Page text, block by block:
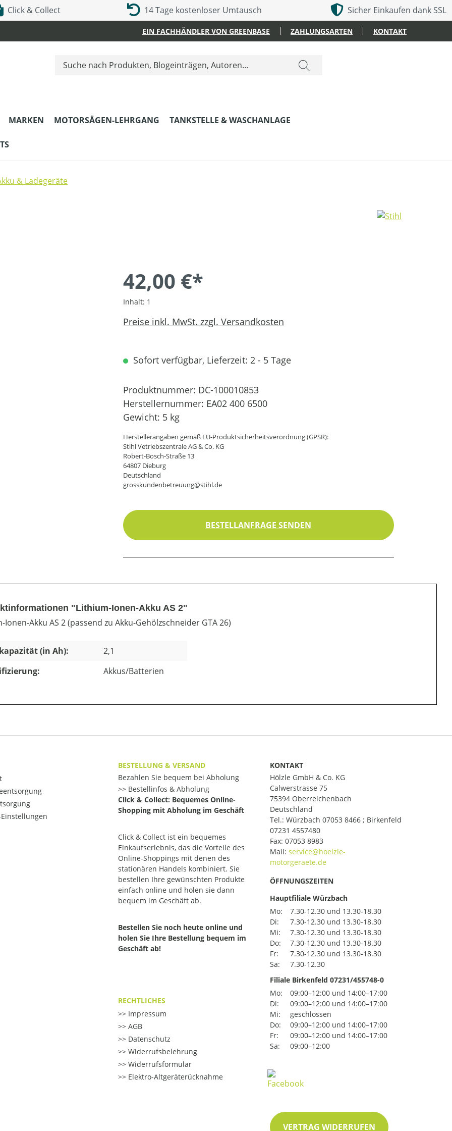
Click & Collect 14 Tage kostenloser Umtausch Sicher Einkaufen dank SSL
EIN FACHHÄNDLER VON GREENBASE ZAHLUNGSARTEN KONTAKT
MARKEN MOTORSÄGEN-LEHRGANG TANKSTELLE & WASCHANLAGE
& Ladegeräte
42,00 €*
Inhalt: 1
Preise inkl. MwSt. zzgl. Versandkosten
Sofort verfügbar, Lieferzeit: 2 - 5 Tage
Produktnummer: DC-100010853
Herstellernummer: EA02 400 6500
Gewicht: 5 kg
Herstellerangaben gemäß EU-Produktsicherheitsverordnung (GPSR):
Stihl Vetriebszentrale AG & Co. KG
Robert-Bosch-Straße 13
64807 Dieburg
Deutschland
grosskundenbetreuung@stihl.de
BESTELLANFRAGE SENDEN
"Lithium-Ionen-Akku AS 2"
Ionen-Akku AS 2 (passend zu Akku-Gehölzschneider GTA 26)
(in Ah):
2,1
Akkus/Batterien
Einstellungen
BESTELLUNG & VERSAND
Bezahlen Sie bequem bei Abholung
Bestellinfos & Abholung
Click & Collect: Bequemes Online-
Shopping mit Abholung im Geschäft
Click & Collect ist ein bequemes
Einkaufserlebnis, das die Vorteile des
Online-Shoppings mit denen des
stationären Handels kombiniert. Sie
bestellen Ihre gewünschten Produkte
einfach online und holen sie dann
bequem im Geschäft ab.
Bestellen Sie noch heute online und
holen Sie Ihre Bestellung bequem im
Geschäft ab!
RECHTLICHES
Impressum
AGB
Datenschutz
Widerrufsbelehrung
Widerrufsformular
Elektro-Altgeräterücknahme
KONTAKT
Hölzle GmbH & Co. KG
Calwerstrasse 75
75394 Oberreichenbach
Deutschland
Tel.: Würzbach 07053 8466 ; Birkenfeld
07231 4557480
Fax: 07053 8983
Mail:
ÖFFNUNGSZEITEN
Hauptfiliale Würzbach
Mo:
7.30-12.30 und 13.30-18.30
Di:
7.30-12.30 und 13.30-18.30
Mi:
7.30-12.30 und 13.30-18.30
Do:
7.30-12.30 und 13.30-18.30
Fr:
7.30-12.30 und 13.30-18.30
Sa:
7.30-12.30
Filiale Birkenfeld 07231/455748-0
Mo:
09:00–12:00 und 14:00–17:00
Di:
09:00–12:00 und 14:00–17:00
Mi:
geschlossen
Do:
09:00–12:00 und 14:00–17:00
Fr:
09:00–12:00 und 14:00–17:00
Sa:
09:00–12:00
VERTRAG WIDERRUFEN